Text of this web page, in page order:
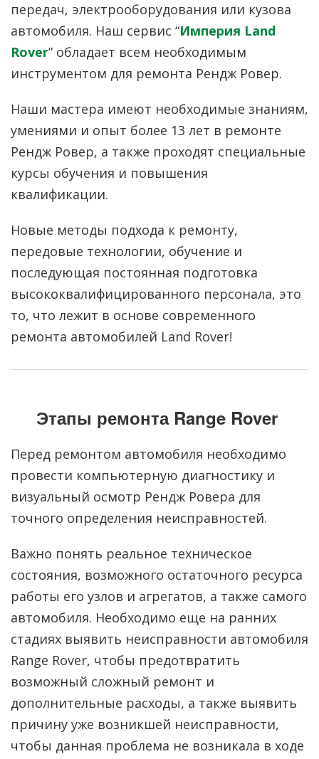
передач, электрооборудования или кузова
автомобиля. Наш сервис “Империя Land
Rover” обладает всем необходимым
инструментом для ремонта Рендж Ровер.
Наши мастера имеют необходимые знаниям,
умениями и опыт более 13 лет в ремонте
Рендж Ровер, а также проходят специальные
курсы обучения и повышения
квалификации.
Новые методы подхода к ремонту,
передовые технологии, обучение и
последующая постоянная подготовка
высококвалифицированного персонала, это
то, что лежит в основе современного
ремонта автомобилей Land Rover!
Этапы ремонта Range Rover
Перед ремонтом автомобиля необходимо
провести компьютерную диагностику и
визуальный осмотр Рендж Ровера для
точного определения неисправностей.
Важно понять реальное техническое
состояния, возможного остаточного ресурса
работы его узлов и агрегатов, а также самого
автомобиля. Необходимо еще на ранних
стадиях выявить неисправности автомобиля
Range Rover, чтобы предотвратить
возможный сложный ремонт и
дополнительные расходы, а также выявить
причину уже возникшей неисправности,
чтобы данная проблема не возникала в ходе